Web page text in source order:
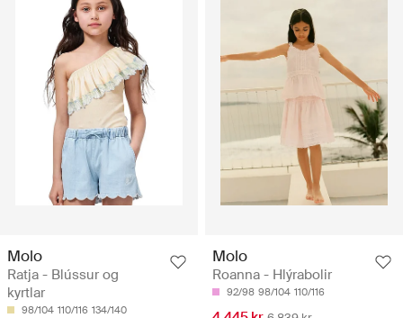
Molo
Ratja - Blússur og
kyrtlar
98/104 110/116 134/140
Molo
Roanna - Hlýrabolir
92/98 98/104 110/116